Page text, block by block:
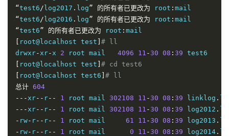
“test6/ log2017 . log” 的所有者已更改为 root :
“test6/ log2016 . log” 的所有者已更改为 root :
“test6” 的所有者已更改为 root :
root@localhost test # ll
drwxr-xr-x 2 root mail 4096 11 -30 08 : 39
root@localhost test # cd test6
root@localhost test6 # ll
总计 604
---xr-- r-- 1 root mail 302108 11 -30 08 : 39 linklog .
---xr-- r-- 1 root mail 302108 11 -30 08 : 39 log2012 .
- rw- r-- r-- 1 root mail 61 11 -30 08 : 39 log2013 .
- rw- r-- r-- 1 root mail 0 11 -30 08 : 39 log2014 .